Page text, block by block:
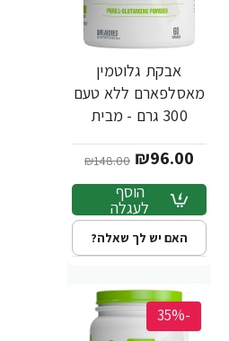
אבקת גלוטמין
מאסלפארם ללא טעם
300 גרם - מבית
₪96.00
₪148.00
הוסף
לעגלה
האם יש לך שאלה?
-35%